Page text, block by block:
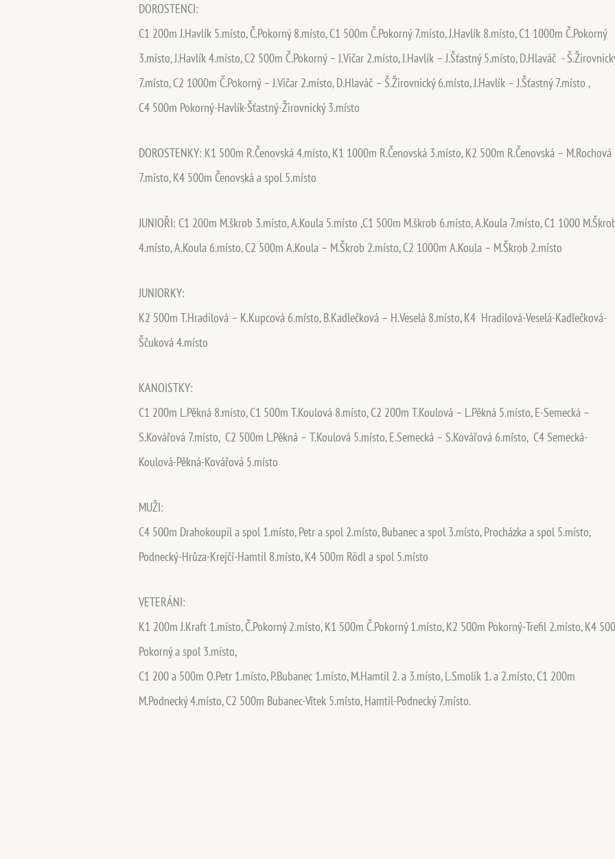
DOROSTENCI:
C1 200m J.Havlík 5.místo, Č.Pokorný 8.místo, C1 500m Č.Pokorný 7.místo, J.Havlík 8.místo, C1 1000m Č.Pokorný
3.místo, J.Havlík 4.místo, C2 500m Č.Pokorný – J.Vičar 2.místo, J.Havlík – J.Šťastný 5.místo, D.Hlaváč -
7.místo, C2 1000m Č.Pokorný – J.Vičar 2.místo, D.Hlaváč – Š.Žirovnický 6.místo, J.Havlík – J.Šťastný 7.místo ,
C4 500m Pokorný-Havlík-Šťastný-Žirovnický 3.místo
DOROSTENKY: K1 500m R.Čenovská 4.místo, K1 1000m R.Čenovská 3.místo, K2 500m R.Čenovská – M.Rochová
7.místo, K4 500m Čenovská a spol 5.místo
JUNIOŘI: C1 200m M.škrob 3.místo, A.Koula 5.místo ,C1 500m M.škrob 6.místo, A.Koula 7.místo, C1 1000
4.místo, A.Koula 6.místo, C2 500m A.Koula – M.Škrob 2.místo, C2 1000m A.Koula – M.Škrob 2.místo
JUNIORKY:
K2 500m T.Hradilová – K.Kupcová 6.místo, B.Kadlečková – H.Veselá 8.místo, K4 Hradilová-Veselá-Kadlečková-
Ščuková 4.místo
KANOISTKY:
C1 200m L.Pěkná 8.místo, C1 500m T.Koulová 8.místo, C2 200m T.Koulová – L.Pěkná 5.místo, E-Semecká –
S.Kovářová 7.místo, C2 500m L.Pěkná – T.Koulová 5.místo, E.Semecká – S.Kovářová 6.místo, C4 Semecká-
Koulová-Pěkná-Kovářová 5.místo
MUŽI:
C4 500m Drahokoupil a spol 1.místo, Petr a spol 2.místo, Bubanec a spol 3.místo, Procházka a spol 5.místo,
Podnecký-Hrůza-Krejčí-Hamtil 8.místo, K4 500m Rödl a spol 5.místo
VETERÁNI:
K1 200m J.Kraft 1.místo, Č.Pokorný 2.místo, K1 500m Č.Pokorný 1.místo, K2 500m Pokorný-Trefil 2.místo, K4 500
Pokorný a spol 3.místo,
C1 200 a 500m O.Petr 1.místo, P.Bubanec 1.místo, M.Hamtil 2. a 3.místo, L.Smolík 1. a 2.místo, C1 200m
M.Podnecký 4.místo, C2 500m Bubanec-Vítek 5.místo, Hamtil-Podnecký 7.místo.